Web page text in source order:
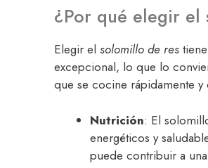
¿Por qué elegir el
Elegir el solomillo de res
excepcional, lo que lo
que se cocine rápidamente y
Nutrición: El
energéticos y
puede contribuir a